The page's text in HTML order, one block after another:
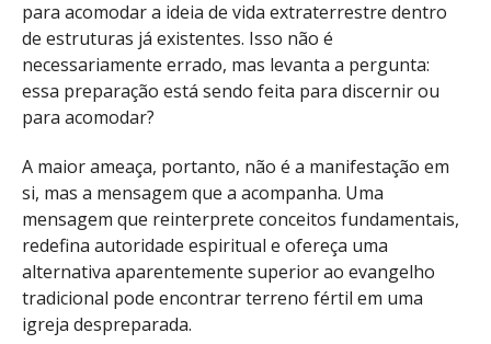
para acomodar a ideia de vida extraterrestre dentro
de estruturas já existentes. Isso não é
necessariamente errado, mas levanta a pergunta:
essa preparação está sendo feita para discernir ou
para acomodar?
A maior ameaça, portanto, não é a manifestação em
si, mas a mensagem que a acompanha. Uma
mensagem que reinterprete conceitos fundamentais,
redefina autoridade espiritual e ofereça uma
alternativa aparentemente superior ao evangelho
tradicional pode encontrar terreno fértil em uma
igreja despreparada.